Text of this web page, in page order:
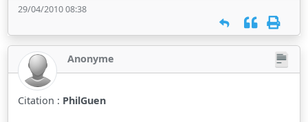
29/04/2010 08:38
Anonyme
Citation : PhilGuen